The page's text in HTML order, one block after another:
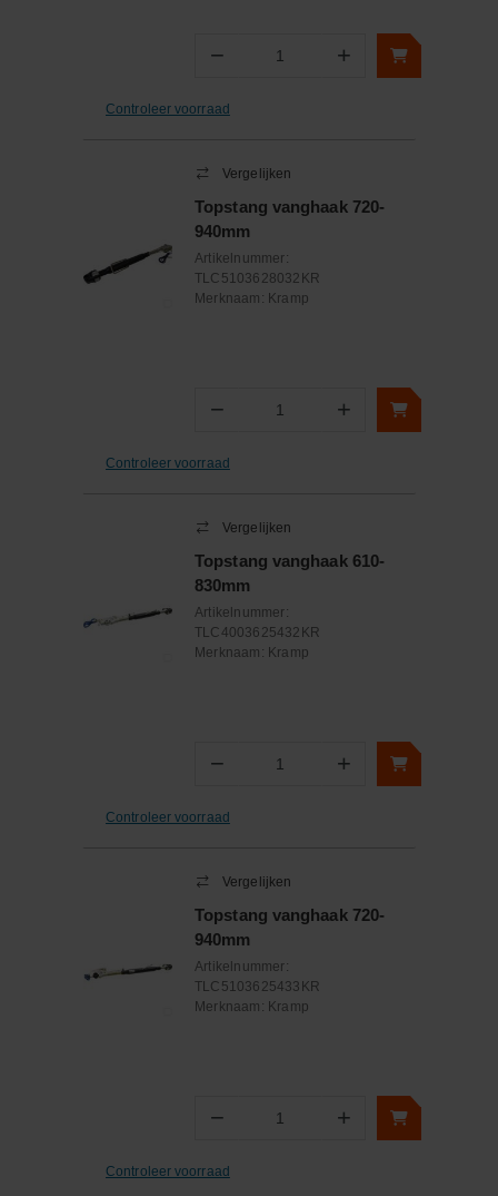
− Aantal +
Controleer voorraad
Vergelijken
Topstang vanghaak 720-
940mm
Artikelnummer:
TLC5103628032KR
Merknaam: Kramp
− Aantal +
Controleer voorraad
Vergelijken
Topstang vanghaak 610-
830mm
Artikelnummer:
TLC4003625432KR
Merknaam: Kramp
− Aantal +
Controleer voorraad
Vergelijken
Topstang vanghaak 720-
940mm
Artikelnummer:
TLC5103625433KR
Merknaam: Kramp
− Aantal +
Controleer voorraad